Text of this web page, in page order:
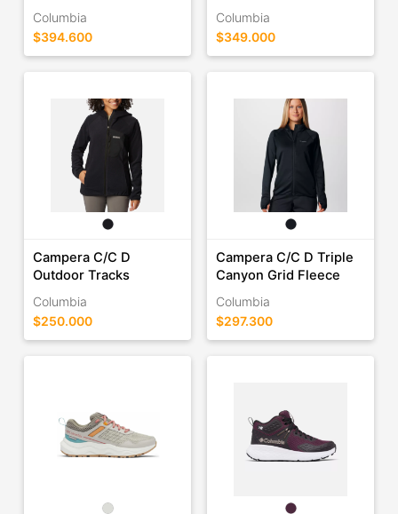
Columbia
$394.600
Columbia
$349.000
Campera C/C D
Outdoor Tracks
Columbia
$250.000
Campera C/C D Triple
Canyon Grid Fleece
Columbia
$297.300